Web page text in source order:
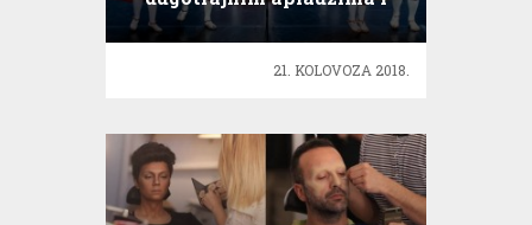
ovacijama publike
21. KOLOVOZA 2018.